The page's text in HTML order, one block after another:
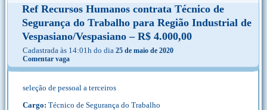
Ref Recursos Humanos contrata Técnico de
Segurança do Trabalho para Região Industrial de
Vespasiano/Vespasiano – R$ 4.000,00
Cadastrada às 14:01h do dia 25 de maio de 2020
Comentar vaga
seleção de pessoal a terceiros
Cargo: Técnico de Segurança do Trabalho